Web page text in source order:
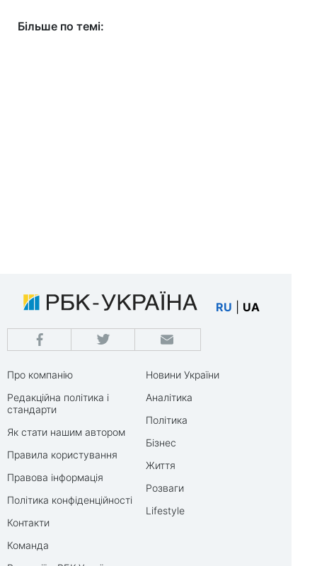
Більше по темі:
RU UA
Про компанію
Редакційна політика і
стандарти
Як стати нашим автором
Правила користування
Правова інформація
Політика конфіденційності
Контакти
Команда
Новини України
Аналітика
Політика
Бізнес
Життя
Розваги
Lifestyle